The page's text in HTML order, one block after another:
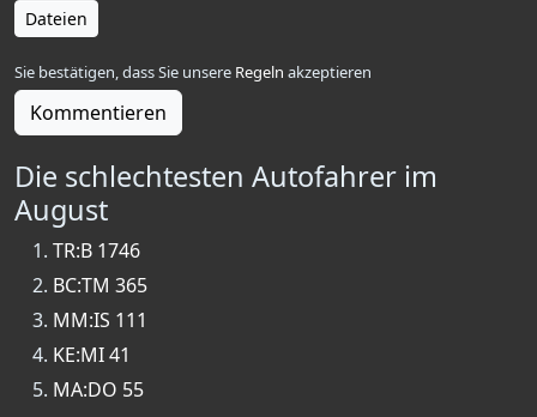
Dateien
Sie bestätigen, dass Sie unsere Regeln akzeptieren
Kommentieren
Die schlechtesten Autofahrer im
August
TR:B 1746
BC:TM 365
MM:IS 111
KE:MI 41
MA:DO 55